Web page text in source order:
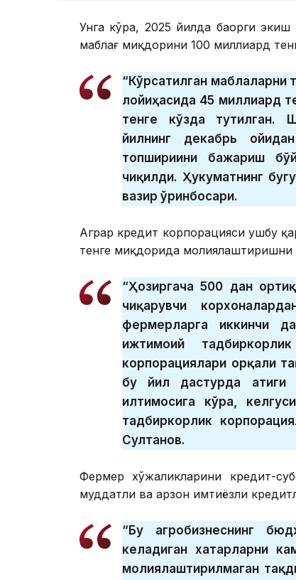
Унга кўра, 2025 йилда баҳорги
маблағ миқдорини 100 миллиард
“Кўрсатилган
лойиҳасида 45 миллиард
тенге кўзда тутилган.
йилнинг декабрь
топшириғини бажариш
чиқилди. Ҳукуматнинг
вазир ўринбосари.
Аграр кредит корпорацияси ушбу
тенге миқдорида
“Ҳозиргача 500 дан
чиқарувчи
фермерларга иккинчи
ижтимоий
корпорациялари орқали
бу йил дастурда
илтимосига кўра,
тадбиркорлик
Султанов.
Фермер хўжаликларини кредит-
муддатли ва арзон имтиёзли
“Бу агробизнеснинг
келадиган хатарларни
молиялаштирилмаган